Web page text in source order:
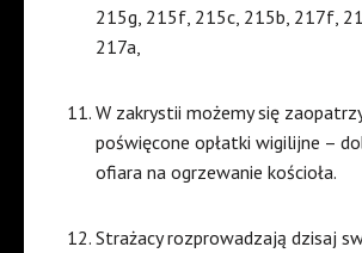
215g, 215f, 215c, 215b, 217f,
217a,
W zakrystii możemy się
poświęcone opłatki wigilijne –
ofiara na ogrzewanie kościoła.
Strażacy rozprowadzają dzisaj